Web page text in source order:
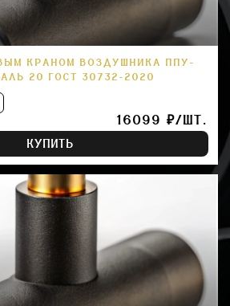
КРАНОМ ВОЗДУШНИКА ППУ-
20 ГОСТ 30732-2020
16099 ₽/ШТ.
КУПИТЬ